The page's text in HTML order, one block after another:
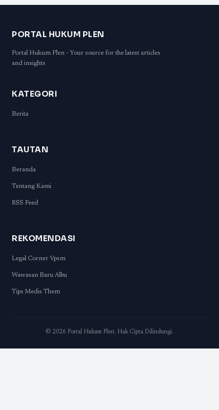
PORTAL HUKUM PLEN
Portal Hukum Plen - Your source for the latest articles
and insights
KATEGORI
Berita
TAUTAN
Beranda
Tentang Kami
RSS Feed
REKOMENDASI
Legal Corner Vpsm
Wawasan Baru Albu
Tips Medis Them
© 2026 Portal Hukum Plen. Hak Cipta Dilindungi.